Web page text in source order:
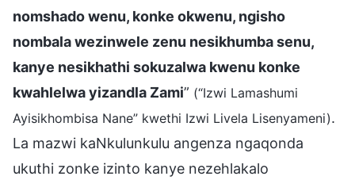
nomshado wenu, konke okwenu, ngisho
nombala wezinwele zenu nesikhumba senu,
kanye nesikhathi sokuzalwa kwenu konke
kwahlelwa yizandla Zami” (“Izwi Lamashumi
Ayisikhombisa Nane” kwethi Izwi Livela Lisenyameni).
La mazwi kaNkulunkulu angenza ngaqonda
ukuthi zonke izinto kanye nezehlakalo